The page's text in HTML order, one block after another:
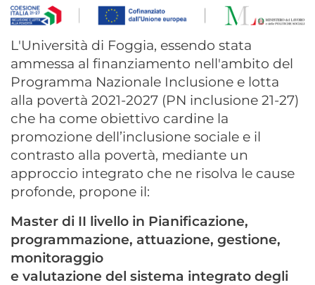
L'Università di Foggia, essendo stata
ammessa al finanziamento nell'ambito del
Programma Nazionale Inclusione e lotta
alla povertà 2021-2027 (PN inclusione 21-27)
che ha come obiettivo cardine la
promozione dell’inclusione sociale e il
contrasto alla povertà, mediante un
approccio integrato che ne risolva le cause
profonde, propone il:
Master di II livello in Pianificazione,
programmazione, attuazione, gestione,
monitoraggio
e valutazione del sistema integrato degli